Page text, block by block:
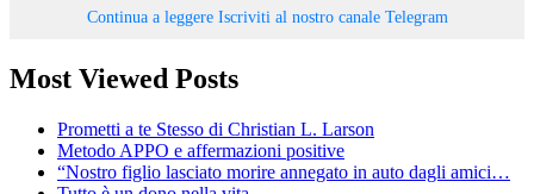
Continua a leggereIscriviti al nostro canale Telegram
Most Viewed Posts
Prometti a te Stesso di Christian L. Larson
Metodo APPO e affermazioni positive
“Nostro figlio lasciato morire annegato in auto dagli amici…